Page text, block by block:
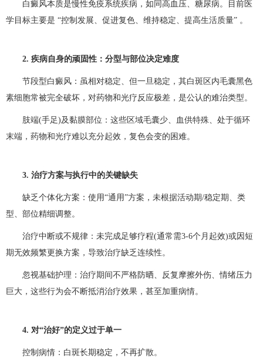
白癜风本质是慢性免疫系统疾病，如同高血压、糖尿病。目前医
学目标主要是 “控制发展、促进复色、维持稳定、提高生活质量”​ 。
2. 疾病自身的顽固性：分型与部位决定难度
节段型白癜风：虽相对稳定、但一旦稳定，其白斑区内毛囊黑色
素细胞常被完全破坏，对药物和光疗反应极差，是公认的难治类型。
肢端(手足)及黏膜部位：这些区域毛囊少、血供特殊、处于循环
末端，药物和光疗难以充分起效，复色会变的困难。
3. 治疗方案与执行中的关键缺失
缺乏个体化方案：使用“通用”方案，未根据活动期/稳定期、类
型、部位精细调整。
治疗中断或不规律：未完成足够疗程(通常需3-6个月起效)或因短
期无效频繁更换方案，导致治疗缺乏连续性。
忽视基础护理：治疗期间不严格防晒、反复摩擦外伤、情绪压力
巨大，这些行为会不断抵消治疗效果，甚至加重病情。
4. 对“治好”的定义过于单一
控制病情：白斑长期稳定，不再扩散。